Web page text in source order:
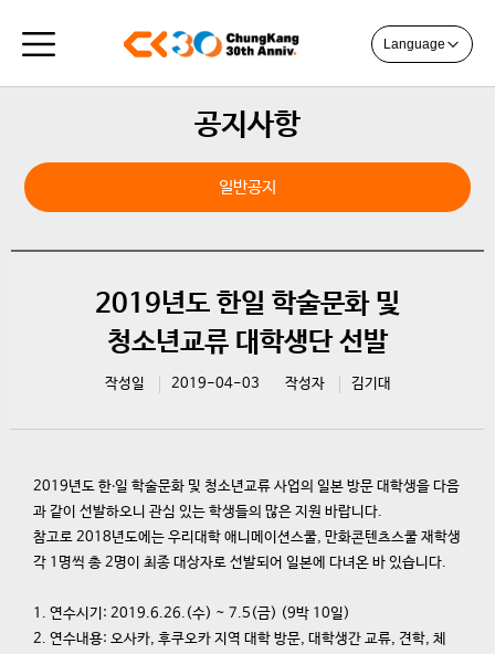
Language
공지사항
일반공지
2019년도 한일 학술문화 및
청소년교류 대학생단 선발
작성일 2019-04-03 작성자 김기대
2019년도 한‧일 학술문화 및 청소년교류 사업의 일본 방문 대학생을 다음
과 같이 선발하오니 관심 있는 학생들의 많은 지원 바랍니다.
참고로 2018년도에는 우리대학 애니메이션스쿨, 만화콘텐츠스쿨 재학생
각 1명씩 총 2명이 최종 대상자로 선발되어 일본에 다녀온 바 있습니다.
1. 연수시기: 2019.6.26.(수) ~ 7.5(금) (9박 10일)
2. 연수내용: 오사카, 후쿠오카 지역 대학 방문, 대학생간 교류, 견학, 체